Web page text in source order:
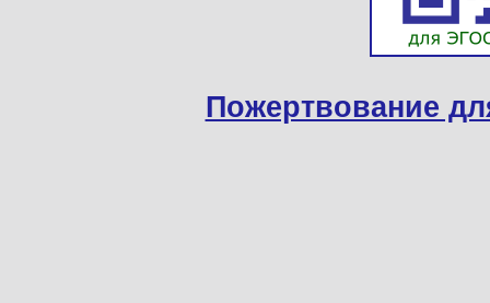
Пожертвование